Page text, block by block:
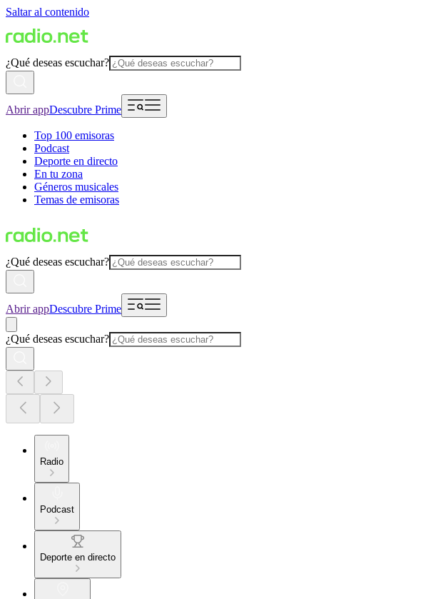
Saltar al contenido
¿Qué deseas escuchar?
Abrir appDescubre Prime
Top 100 emisoras
Podcast
Deporte en directo
En tu zona
Géneros musicales
Temas de emisoras
¿Qué deseas escuchar?
Abrir appDescubre Prime
¿Qué deseas escuchar?
Radio
Podcast
Deporte en directo